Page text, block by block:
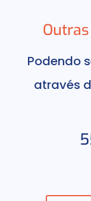
Podendo
através